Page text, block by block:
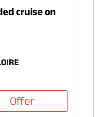
cruise on
Offer